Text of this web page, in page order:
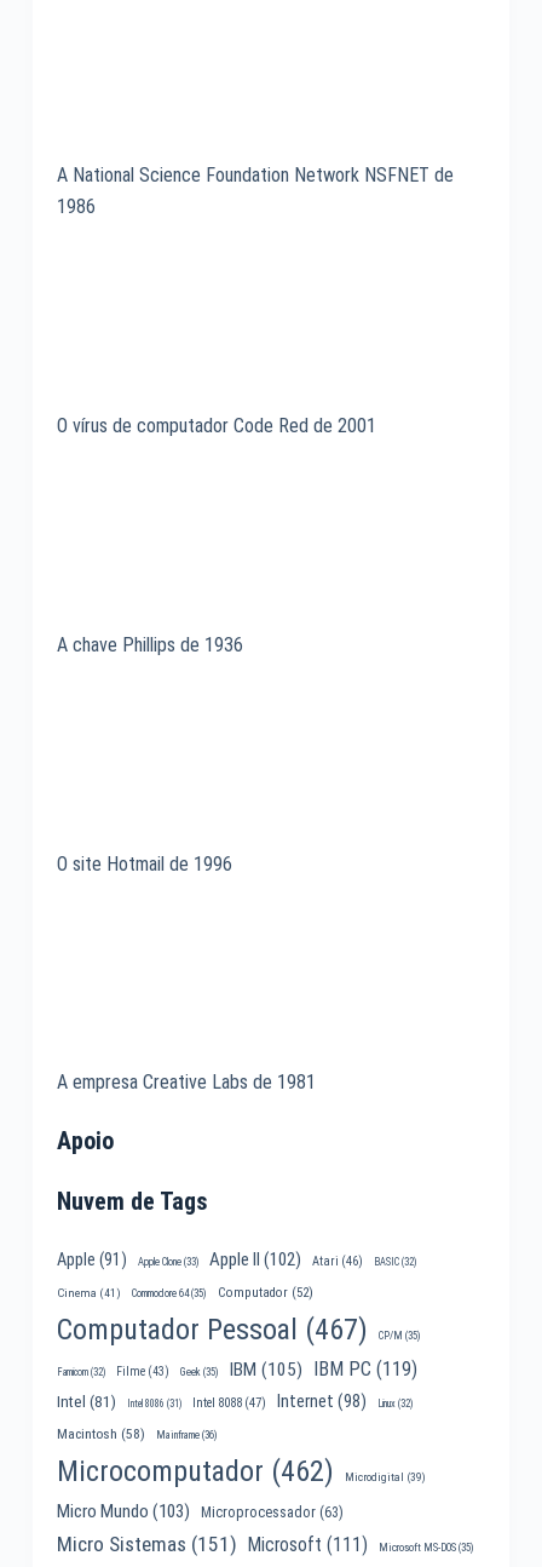
A National Science Foundation Network NSFNET de
1986
O vírus de computador Code Red de 2001
A chave Phillips de 1936
O site Hotmail de 1996
A empresa Creative Labs de 1981
Apoio
Nuvem de Tags
Apple (91) Apple Clone(33) Apple II (102) Atari (46) BASIC(32)
Cinema (41) Commodore 64(35) Computador(52)
Computador Pessoal (467) CP/M (35)
Famicom(32) Filme(43) Geek(35) IBM (105) IBM PC (119)
Intel (81) Intel 8086 (31) Intel 8088(47) Internet (98) Linux(32)
Macintosh (58) Mainframe(36)
Microcomputador (462) Microdigital (39)
Micro Mundo (103) Microprocessador(63)
Micro Sistemas (151) Microsoft (111) Microsoft MS-DOS(35)